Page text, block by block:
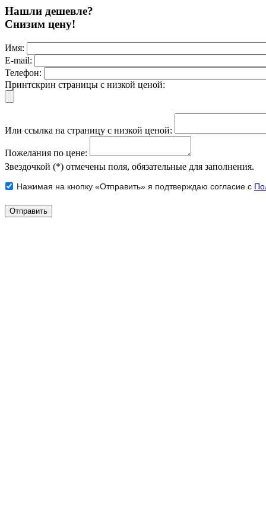
Нашли дешевле?
Снизим цену!
Имя:
E-mail:
Телефон:
Принтскрин страницы с низкой ценой:
Или ссылка на страницу с низкой ценой:
Пожелания по цене:
Звездочкой (*) отмечены поля, обязательные для заполнения.
Нажимая на кнопку «Отправить» я подтверждаю согласие с